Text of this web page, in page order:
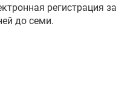
регистрация
до семи.